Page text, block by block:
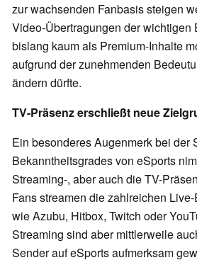
zur wachsenden Fanbasis steigen
Video-Übertragungen der wichtigen
bislang kaum als Premium-Inhalte
aufgrund der zunehmenden
ändern dürfte.
TV-Präsenz erschließt neue
Ein besonderes Augenmerk bei der
Bekanntheitsgrades von eSports
Streaming-, aber auch die TV-
Fans streamen die zahlreichen
wie Azubu, Hitbox, Twitch oder
Streaming sind aber mittlerweile
Sender auf eSports aufmerksam